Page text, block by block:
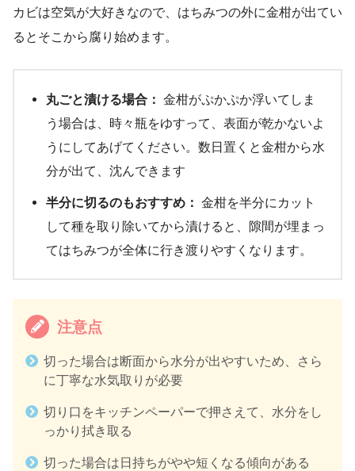
カビは空気が大好きなので、はちみつの外に金柑が出てい
るとそこから腐り始めます。
丸ごと漬ける場合： 金柑がぷかぷか浮いてしま
う場合は、時々瓶をゆすって、表面が乾かないよ
うにしてあげてください。数日置くと金柑から水
分が出て、沈んできます
半分に切るのもおすすめ： 金柑を半分にカット
して種を取り除いてから漬けると、隙間が埋まっ
てはちみつが全体に行き渡りやすくなります。
注意点
切った場合は断面から水分が出やすいため、さら
に丁寧な水気取りが必要
切り口をキッチンペーパーで押さえて、水分をし
っかり拭き取る
切った場合は日持ちがやや短くなる傾向がある